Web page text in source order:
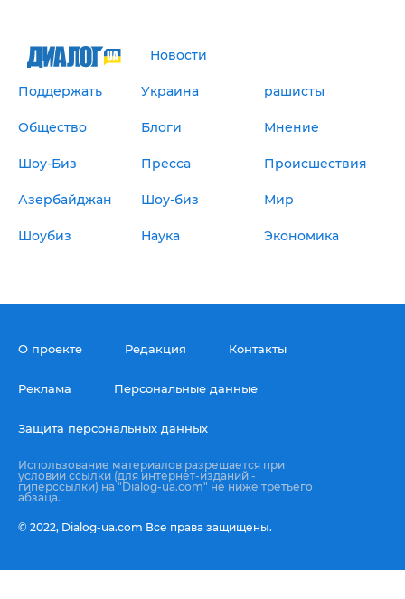
Новости
Поддержать Украина рашисты
Общество Блоги Мнение
Шоу-Биз Пресса Происшествия
Азербайджан Шоу-биз Мир
Шоубиз Наука Экономика
О проекте Редакция Контакты
Реклама Персональные данные
Защита персональных данных
Использование материалов разрешается при
условии ссылки (для интернет-изданий -
гиперссылки) на "Dialog-ua.com" не ниже третьего
абзаца.
© 2022, Dialog-ua.сom Все права защищены.